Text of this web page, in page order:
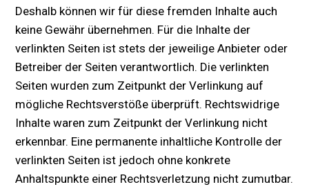
Deshalb können wir für diese fremden Inhalte auch
keine Gewähr übernehmen. Für die Inhalte der
verlinkten Seiten ist stets der jeweilige Anbieter oder
Betreiber der Seiten verantwortlich. Die verlinkten
Seiten wurden zum Zeitpunkt der Verlinkung auf
mögliche Rechtsverstöße überprüft. Rechtswidrige
Inhalte waren zum Zeitpunkt der Verlinkung nicht
erkennbar. Eine permanente inhaltliche Kontrolle der
verlinkten Seiten ist jedoch ohne konkrete
Anhaltspunkte einer Rechtsverletzung nicht zumutbar.